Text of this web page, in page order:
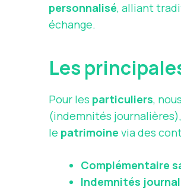
personnalisé, alliant
échange.
Les
Pour les particuliers,
(indemnités journalières),
le patrimoine via des
Complémentaire
Indemnités